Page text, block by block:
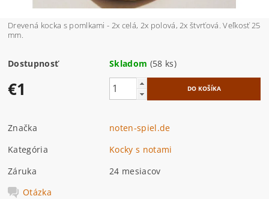
Drevená kocka s pomlkami - 2x celá, 2x polová, 2x štvrťová. Veľkosť 25
mm.
Dostupnosť Skladom (58 ks)
€1
Značka
noten-spiel.de
Kategória
Kocky s notami
Záruka
24 mesiacov
Otázka